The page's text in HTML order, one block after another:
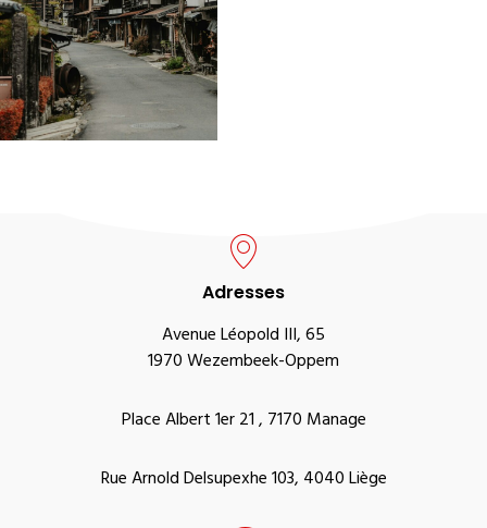
Adresses
Avenue Léopold III, 65
1970 Wezembeek-Oppem
Place Albert 1er 21 , 7170 Manage
Rue Arnold Delsupexhe 103, 4040 Liège